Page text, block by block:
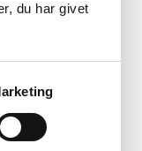
du har givet